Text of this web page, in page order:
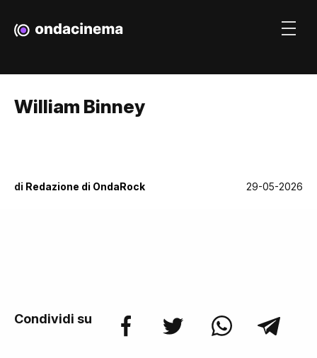
William Binney
di Redazione di OndaRock 29-05-2026
Condividi su